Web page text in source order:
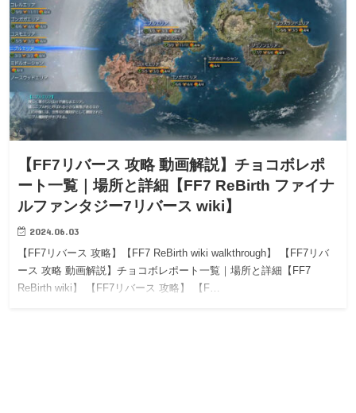
【FF7リバース 攻略 動画解説】チョコボレポ
ート一覧｜場所と詳細【FF7 ReBirth ファイナ
ルファンタジー7リバース wiki】
2024.06.03
【FF7リバース 攻略】【FF7 ReBirth wiki walkthrough】 【FF7リバ
ース 攻略 動画解説】チョコボレポート一覧｜場所と詳細【FF7
ReBirth wiki】 【FF7リバース 攻略】 【F…